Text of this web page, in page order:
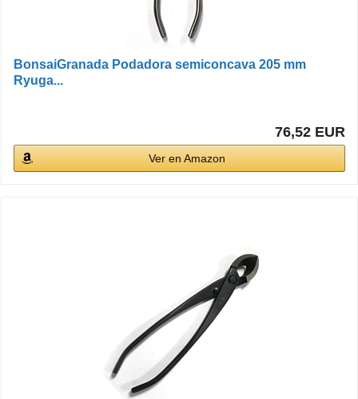
BonsaiGranada Podadora semiconcava 205 mm
Ryuga...
76,52 EUR
Ver en Amazon